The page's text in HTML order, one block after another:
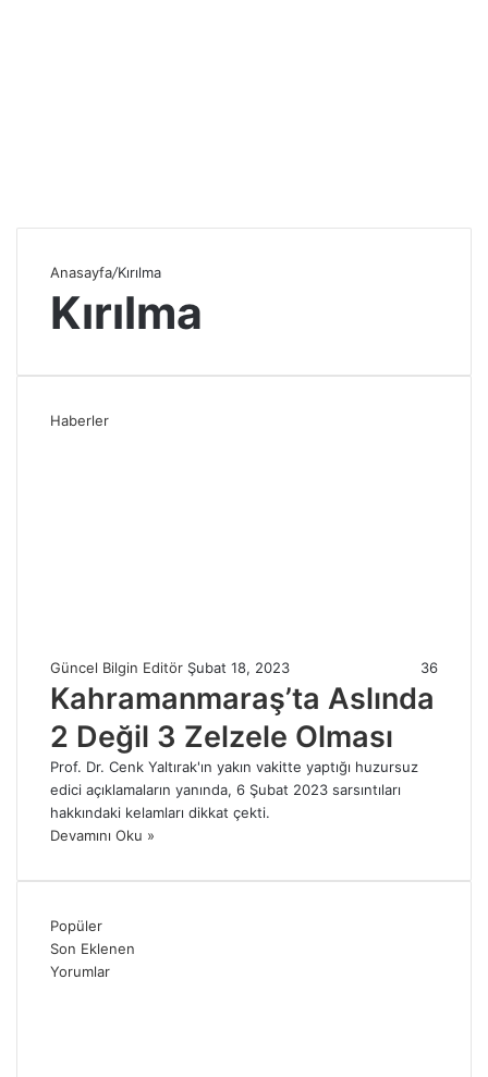
Anasayfa/Kırılma
Kırılma
Haberler
Güncel Bilgin Editör Şubat 18, 2023 36
Kahramanmaraş’ta Aslında
2 Değil 3 Zelzele Olması
Prof. Dr. Cenk Yaltırak'ın yakın vakitte yaptığı huzursuz
edici açıklamaların yanında, 6 Şubat 2023 sarsıntıları
hakkındaki kelamları dikkat çekti.
Devamını Oku »
Popüler
Son Eklenen
Yorumlar